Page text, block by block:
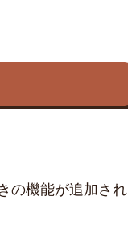
の機能が追加され